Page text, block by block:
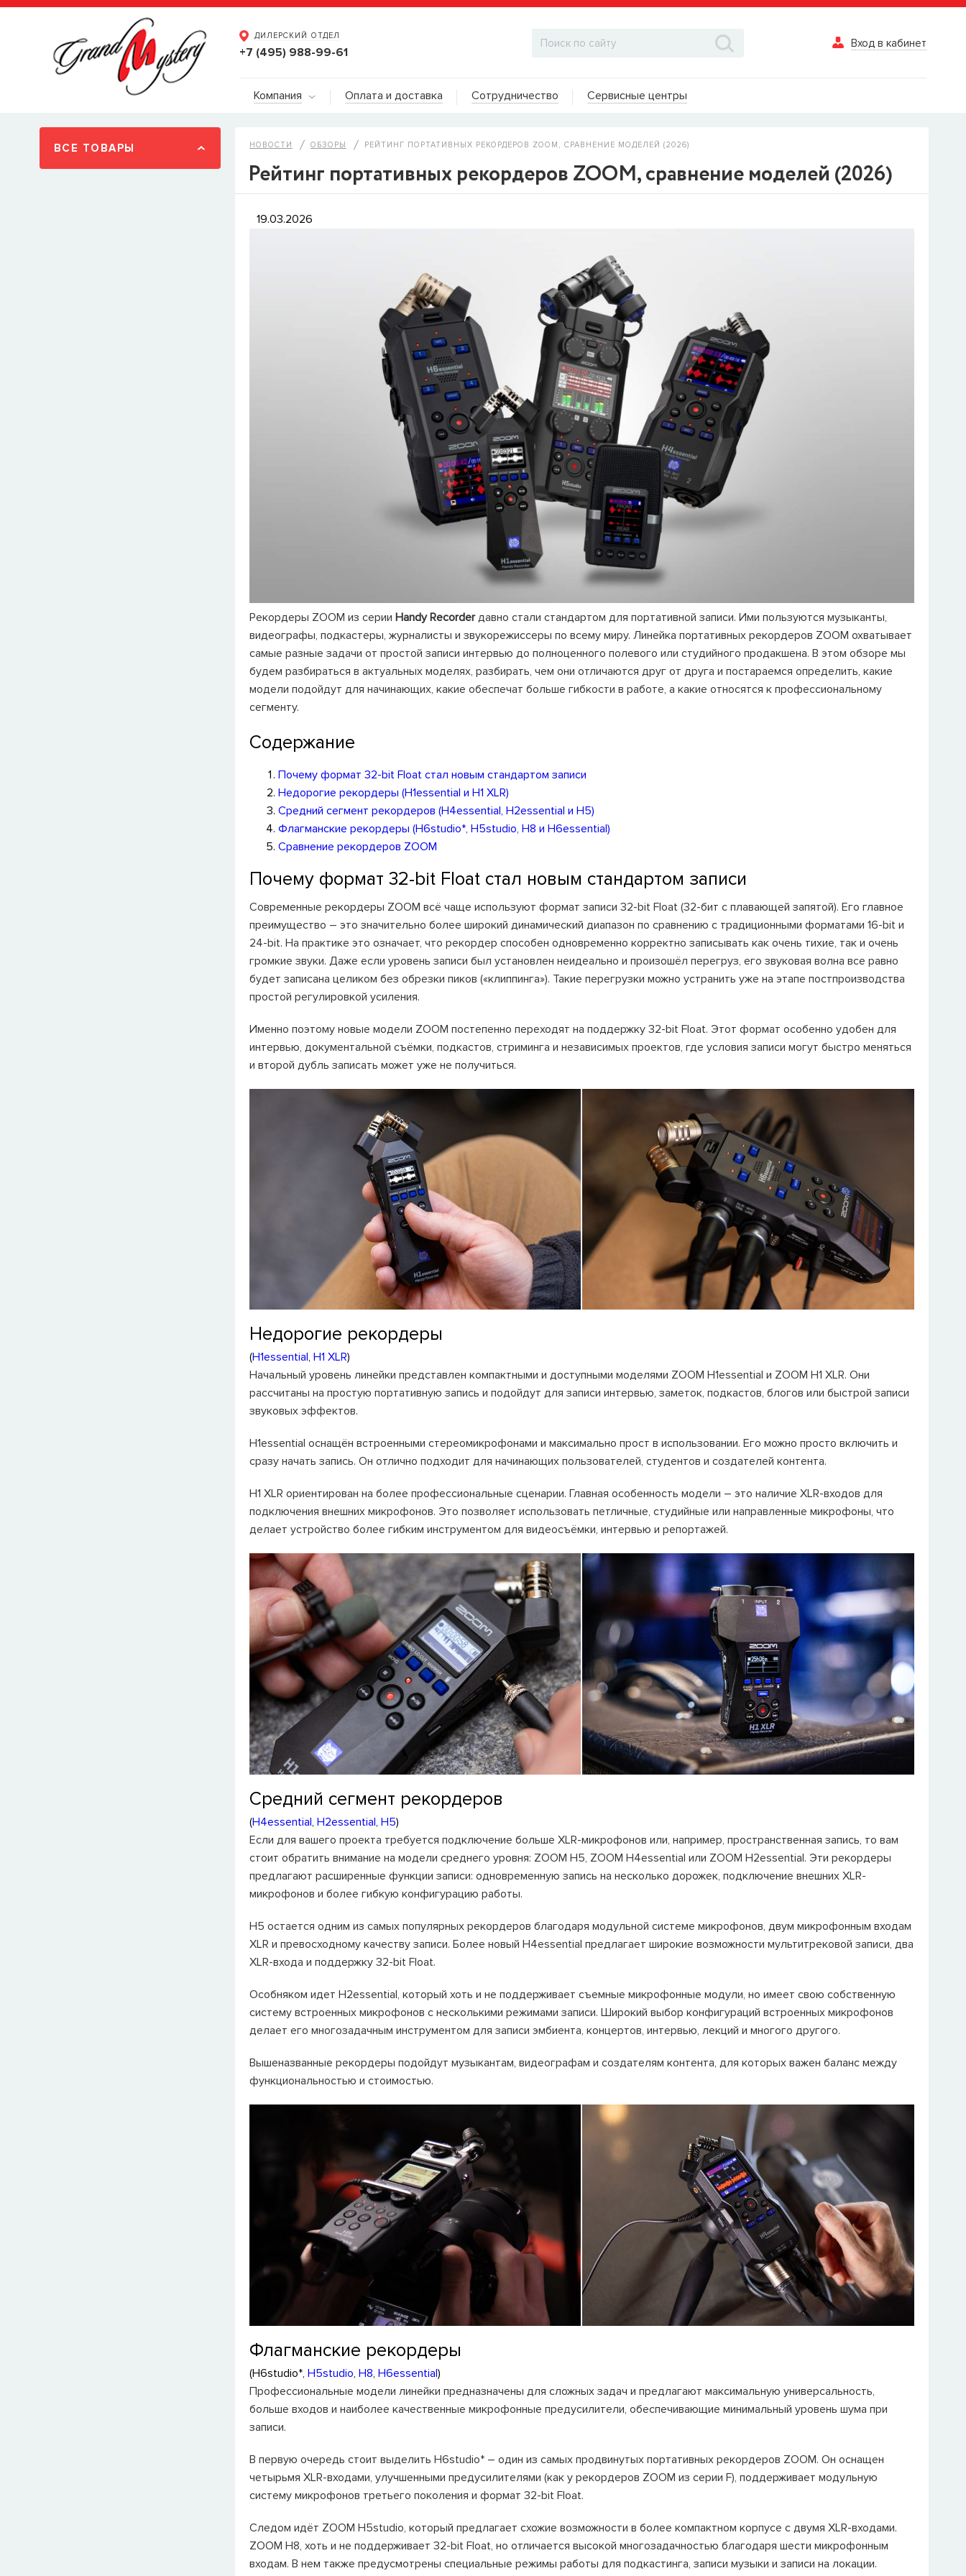
ДИЛЕРСКИЙ ОТДЕЛ
+7 (495) 988-99-61
ДИЛЕРСКИЙ ОТДЕЛ
109235, Г. МОСКВА, КУРЬЯНОВСКАЯ НАБЕРЕЖНАЯ, Д. 6, СТР. 1 (
+7 (495) 988-99-61
sales@grandm.ru
График работы:
пн–чт: 10:00–19:00
пт: 10:00–18:00
сб, вс: выходной
Вход в кабинет
Компания Оплата и доставка Сотрудничество Сервисные центры
ВСЕ ТОВАРЫ НОВОСТИ ОБЗОРЫ РЕЙТИНГ ПОРТАТИВНЫХ РЕКОРДЕРОВ ZOOM, СРАВНЕНИЕ МОДЕЛЕЙ (2026)
Рейтинг портативных рекордеров ZOOM, сравнение моделей (2026)
19.03.2026
Рекордеры ZOOM из серии Handy Recorderдавно стали стандартом для портативной записи. Ими пользуются музыканты,
видеографы, подкастеры, журналисты и звукорежиссеры по всему миру. Линейка портативных рекордеров ZOOM охватывает
самые разные задачи от простой записи интервью до полноценного полевого или студийного продакшена. В этом обзоре мы
будем разбираться в актуальных моделях, разбирать, чем они отличаются друг от друга и постараемся определить, какие
модели подойдут для начинающих, какие обеспечат больше гибкости в работе, а какие относятся к профессиональному
сегменту.
Содержание
Почему формат 32-bit Float стал новым стандартом записи
Недорогие рекордеры (H1essential и H1 XLR)
Средний сегмент рекордеров (H4essential, H2essential и H5)
Флагманские рекордеры (H6studio*, H5studio, H8 и H6essential)
Сравнение рекордеров ZOOM
Почему формат 32-bit Float стал новым стандартом записи
Современные рекордеры ZOOM всё чаще используют формат записи 32-bit Float (32-бит с плавающей запятой). Его главное
преимущество – это значительно более широкий динамический диапазон по сравнению с традиционными форматами 16-bit и
24-bit. На практике это означает, что рекордер способен одновременно корректно записывать как очень тихие, так и очень
громкие звуки. Даже если уровень записи был установлен неидеально и произошёл перегруз, его звуковая волна все равно
будет записана целиком без обрезки пиков («клиппинга»). Такие перегрузки можно устранить уже на этапе постпроизводства
простой регулировкой усиления.
Именно поэтому новые модели ZOOM постепенно переходят на поддержку 32-bit Float. Этот формат особенно удобен для
интервью, документальной съёмки, подкастов, стриминга и независимых проектов, где условия записи могут быстро меняться
и второй дубль записать может уже не получиться.
Недорогие рекордеры
(H1essential, H1 XLR)
Начальный уровень линейки представлен компактными и доступными моделями ZOOM H1essential и ZOOM H1 XLR. Они
рассчитаны на простую портативную запись и подойдут для записи интервью, заметок, подкастов, блогов или быстрой записи
звуковых эффектов.
H1essential оснащён встроенными стереомикрофонами и максимально прост в использовании. Его можно просто включить и
сразу начать запись. Он отлично подходит для начинающих пользователей, студентов и создателей контента.
H1 XLR ориентирован на более профессиональные сценарии. Главная особенность модели – это наличие XLR-входов для
подключения внешних микрофонов. Это позволяет использовать петличные, студийные или направленные микрофоны, что
делает устройство более гибким инструментом для видеосъёмки, интервью и репортажей.
Средний сегмент рекордеров
(H4essential, H2essential, H5)
Если для вашего проекта требуется подключение больше XLR-микрофонов или, например, пространственная запись, то вам
стоит обратить внимание на модели среднего уровня: ZOOM H5, ZOOM H4essential или ZOOM H2essential. Эти рекордеры
предлагают расширенные функции записи: одновременную запись на несколько дорожек, подключение внешних XLR-
микрофонов и более гибкую конфигурацию работы.
H5 остается одним из самых популярных рекордеров благодаря модульной системе микрофонов, двум микрофонным входам
XLR и превосходному качеству записи. Более новый H4essential предлагает широкие возможности мультитрековой записи, два
XLR-входа и поддержку 32-bit Float.
Особняком идет H2essential, который хоть и не поддерживает съемные микрофонные модули, но имеет свою собственную
систему встроенных микрофонов с несколькими режимами записи. Широкий выбор конфигураций встроенных микрофонов
делает его многозадачным инструментом для записи эмбиента, концертов, интервью, лекций и многого другого.
Вышеназванные рекордеры подойдут музыкантам, видеографам и создателям контента, для которых важен баланс между
функциональностью и стоимостью.
Флагманские рекордеры
(H6studio*, H5studio, H8, H6essential)
Профессиональные модели линейки предназначены для сложных задач и предлагают максимальную универсальность,
больше входов и наиболее качественные микрофонные предусилители, обеспечивающие минимальный уровень шума при
записи.
В первую очередь стоит выделить H6studio* – один из самых продвинутых портативных рекордеров ZOOM. Он оснащен
четырьмя XLR-входами, улучшенными предусилителями (как у рекордеров ZOOM из серии F), поддерживает модульную
систему микрофонов третьего поколения и формат 32-bit Float.
Следом идёт ZOOM H5studio, который предлагает схожие возможности в более компактном корпусе с двумя XLR-входами.
ZOOM H8, хоть и не поддерживает 32-bit Float, но отличается высокой многозадачностью благодаря шести микрофонным
входам. В нем также предусмотрены специальные режимы работы для подкастинга, записи музыки и записи на локации.